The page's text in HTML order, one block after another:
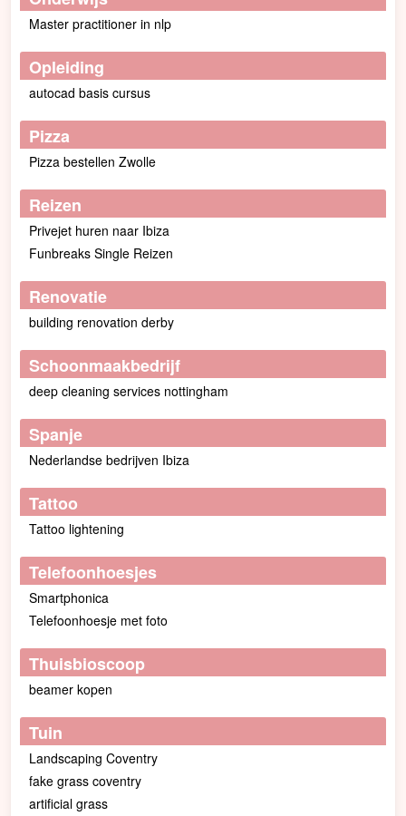
Master practitioner in nlp
Opleiding
autocad basis cursus
Pizza
Pizza bestellen Zwolle
Reizen
Privejet huren naar Ibiza
Funbreaks Single Reizen
Renovatie
building renovation derby
Schoonmaakbedrijf
deep cleaning services nottingham
Spanje
Nederlandse bedrijven Ibiza
Tattoo
Tattoo lightening
Telefoonhoesjes
Smartphonica
Telefoonhoesje met foto
Thuisbioscoop
beamer kopen
Tuin
Landscaping Coventry
fake grass coventry
artificial grass